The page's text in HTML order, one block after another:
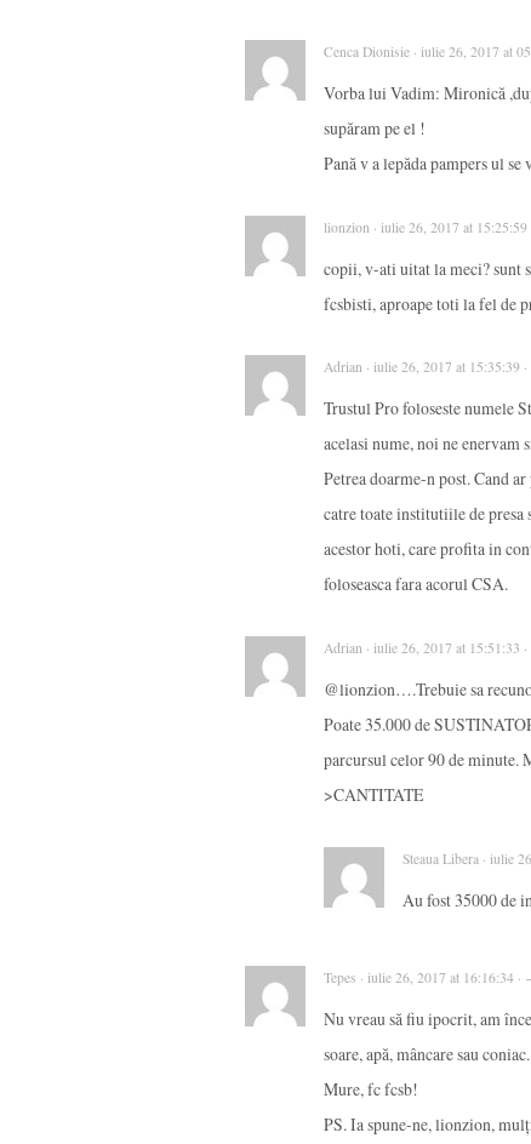
Cenca Dionisie · iulie 26, 2017 at
Vorba lui Vadim: Mironică
supăram pe el !
Pană v a lepăda pampers ul
lionzion · iulie 26, 2017 at
copii, v-ati uitat la meci? sunt
fcsbisti, aproape toti la fel de
Adrian · iulie 26, 2017 at 15:35:39
Trustul Pro foloseste numele
acelasi nume, noi ne
Petrea doarme-n post. Cand
catre toate institutiile de presa
acestor hoti, care profita in
foloseasca fara acorul CSA.
Adrian · iulie 26, 2017 at 15:51:33
@lionzion….Trebuie sa
Poate 35.000 de
parcursul celor 90 de minute.
>CANTITATE
Steaua Libera · iulie
Au fost 35000 de
Tepes · iulie 26, 2017 at 16:16:34 ·
Nu vreau să fiu ipocrit, am
soare, apă, mâncare sau
Mure, fc fcsb!
PS. Ia spune-ne, lionzion,